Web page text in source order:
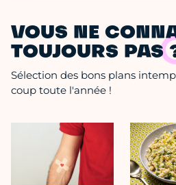
VOUS NE
TOUJOURS PAS
Sélection des bons plans
coup toute l'année !